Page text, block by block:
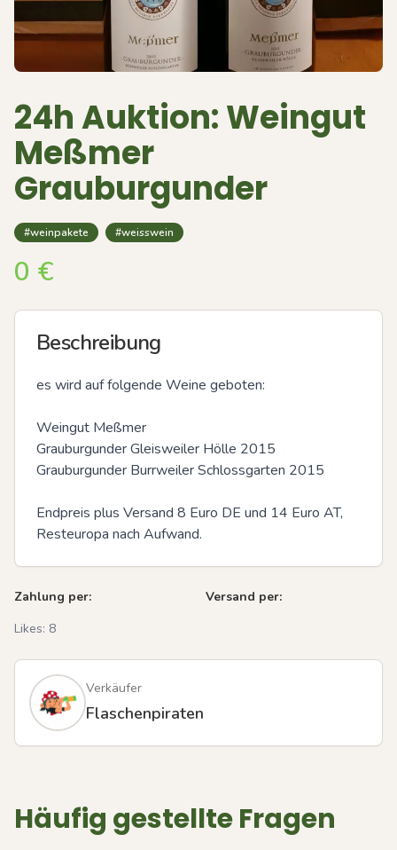
24h Auktion: Weingut
Meßmer
Grauburgunder
#weinpakete #weisswein
0 €
Beschreibung
es wird auf folgende Weine geboten:
Weingut Meßmer
Grauburgunder Gleisweiler Hölle 2015
Grauburgunder Burrweiler Schlossgarten 2015
Endpreis plus Versand 8 Euro DE und 14 Euro AT,
Resteuropa nach Aufwand.
Zahlung per:
Versand per:
Likes: 8
Verkäufer
Flaschenpiraten
Häufig gestellte Fragen